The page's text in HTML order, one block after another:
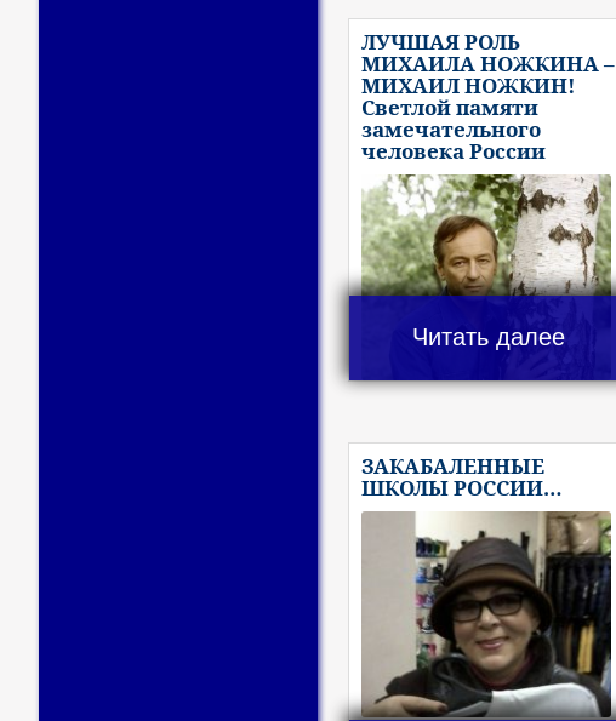
ЛУЧШАЯ РОЛЬ
МИХАИЛА НОЖКИНА –
МИХАИЛ НОЖКИН!
Светлой памяти
замечательного
человека России
Читать далее
ЗАКАБАЛЕННЫЕ
ШКОЛЫ РОССИИ…